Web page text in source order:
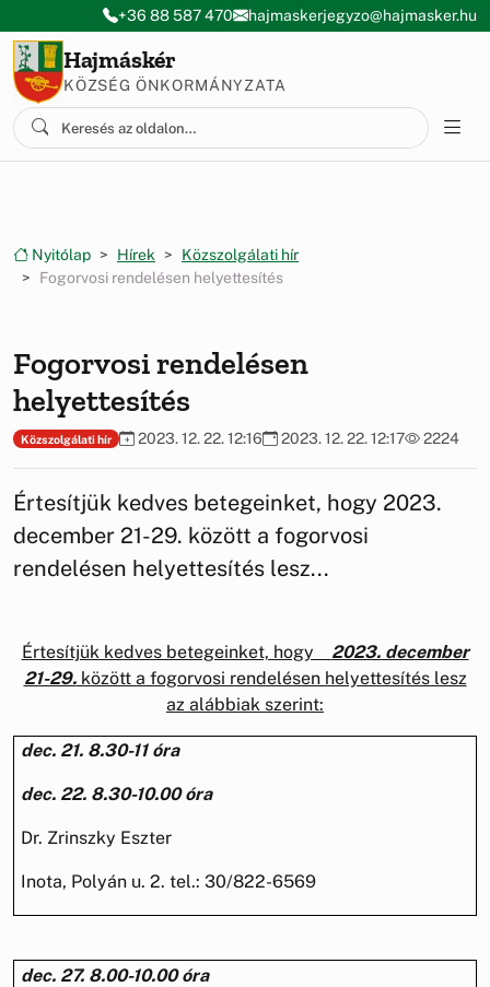
Ugrás a menüre
Ugrás a tartalomra
+36 88 587 470 hajmaskerjegyzo@hajmasker.hu
Hajmáskér
KÖZSÉG ÖNKORMÁNYZATA
Nyitólap Hírek
Közszolgálati hír
Fogorvosi rendelésen helyettesítés
Fogorvosi rendelésen
helyettesítés
Közszolgálati hír 2023. 12. 22. 12:16 2023. 12. 22. 12:17 2224
Értesítjük kedves betegeinket, hogy 2023.
december 21-29. között a fogorvosi
rendelésen helyettesítés lesz...
Értesítjük kedves betegeinket, hogy 2023. december
21-29.között a fogorvosi rendelésen helyettesítés lesz
az alábbiak szerint:
dec. 21. 8.30-11 óra
dec. 22. 8.30-10.00 óra
Dr. Zrinszky Eszter
Inota, Polyán u. 2. tel.: 30/822-6569
dec. 27. 8.00-10.00 óra